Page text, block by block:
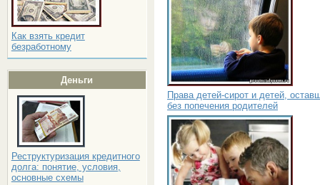
Как взять кредит
безработному
Деньги
Реструктуризация кредитного
долга: понятие, условия,
основные схемы
Права детей-сирот и детей,
без попечения родителей